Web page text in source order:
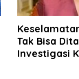
Tak Bisa
Investigasi